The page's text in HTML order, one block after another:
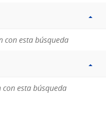
con esta búsqueda
esta búsqueda